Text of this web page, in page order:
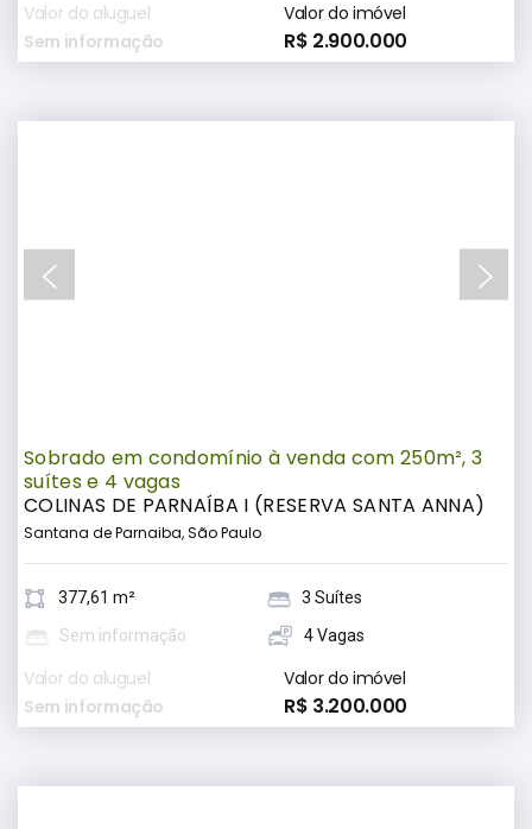
Valor do aluguel
Sem informação
Valor do imóvel
R$ 2.900.000
Sobrado em condomínio à venda com 250m², 3
suítes e 4 vagas
COLINAS DE PARNAÍBA I (RESERVA SANTA ANNA)
Santana de Parnaiba, São Paulo
377,61 m²
3 Suítes
Sem informação
4 Vagas
Valor do aluguel
Sem informação
Valor do imóvel
R$ 3.200.000